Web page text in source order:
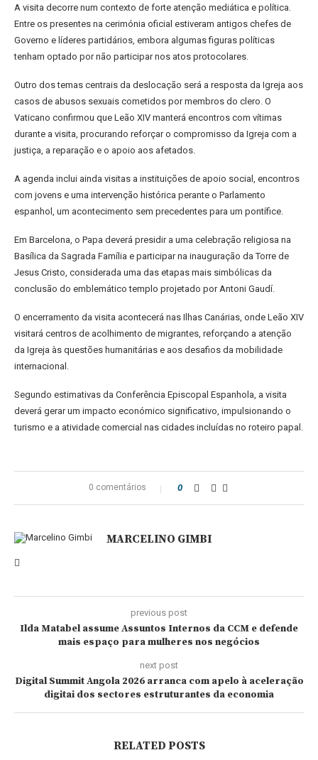
A visita decorre num contexto de forte atenção mediática e política.
Entre os presentes na cerimónia oficial estiveram antigos chefes de
Governo e líderes partidários, embora algumas figuras políticas
tenham optado por não participar nos atos protocolares.
Outro dos temas centrais da deslocação será a resposta da Igreja aos
casos de abusos sexuais cometidos por membros do clero. O
Vaticano confirmou que Leão XIV manterá encontros com vítimas
durante a visita, procurando reforçar o compromisso da Igreja com a
justiça, a reparação e o apoio aos afetados.
A agenda inclui ainda visitas a instituições de apoio social, encontros
com jovens e uma intervenção histórica perante o Parlamento
espanhol, um acontecimento sem precedentes para um pontífice.
Em Barcelona, o Papa deverá presidir a uma celebração religiosa na
Basílica da Sagrada Família e participar na inauguração da Torre de
Jesus Cristo, considerada uma das etapas mais simbólicas da
conclusão do emblemático templo projetado por Antoni Gaudí.
O encerramento da visita acontecerá nas Ilhas Canárias, onde Leão XIV
visitará centros de acolhimento de migrantes, reforçando a atenção
da Igreja às questões humanitárias e aos desafios da mobilidade
internacional.
Segundo estimativas da Conferência Episcopal Espanhola, a visita
deverá gerar um impacto económico significativo, impulsionando o
turismo e a atividade comercial nas cidades incluídas no roteiro papal.
0 comentários 0
MARCELINO GIMBI
previous post
Ilda Matabel assume Assuntos Internos da CCM e defende
mais espaço para mulheres nos negócios
next post
Digital Summit Angola 2026 arranca com apelo à aceleração
digitai dos sectores estruturantes da economia
RELATED POSTS